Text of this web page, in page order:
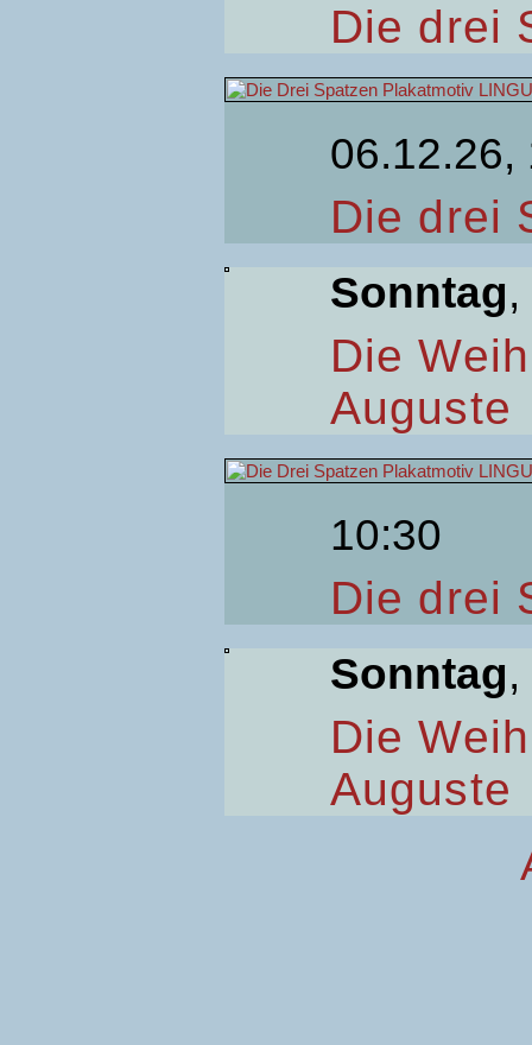
Die drei
06.12.26,
Die drei
Sonntag
Die
Auguste
10:30
Die drei
Sonntag
Die
Auguste